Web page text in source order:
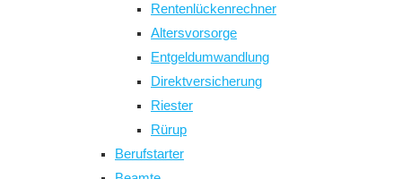
Rentenlückenrechner
Altersvorsorge
Entgeldumwandlung
Direktversicherung
Riester
Rürup
Berufstarter